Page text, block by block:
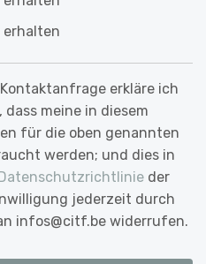
erhalten
erkläre ich
meine in diesem
für die oben genannten
werden; und dies in
der
jederzeit durch
infos@citf.be widerrufen.